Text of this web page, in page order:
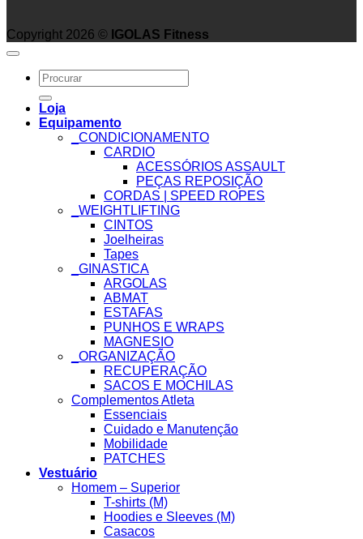
Copyright 2026 © IGOLAS Fitness
Search
for:
Loja
Equipamento
_CONDICIONAMENTO
CARDIO
ACESSÓRIOS ASSAULT
PEÇAS REPOSIÇÃO
CORDAS | SPEED ROPES
_WEIGHTLIFTING
CINTOS
Joelheiras
Tapes
_GINASTICA
ARGOLAS
ABMAT
ESTAFAS
PUNHOS E WRAPS
MAGNESIO
_ORGANIZAÇÃO
RECUPERAÇÃO
SACOS E MOCHILAS
Complementos Atleta
Essenciais
Cuidado e Manutenção
Mobilidade
PATCHES
Vestuário
Homem – Superior
T-shirts (M)
Hoodies e Sleeves (M)
Casacos